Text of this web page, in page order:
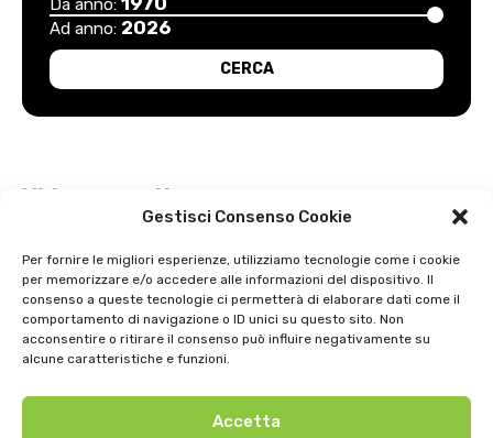
Gestisci Consenso Cookie
Per fornire le migliori esperienze, utilizziamo tecnologie come i cookie
per memorizzare e/o accedere alle informazioni del dispositivo. Il
consenso a queste tecnologie ci permetterà di elaborare dati come il
comportamento di navigazione o ID unici su questo sito. Non
acconsentire o ritirare il consenso può influire negativamente su
alcune caratteristiche e funzioni.
Accetta
Da anno:
Ad anno: 2026
Video recenti
Intervista a Gian Antonio Stella su “L’orda” di Luigi Bardelli 2002
Festa dell’ Unità PDS: interviste 1991